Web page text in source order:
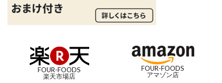
FOUR-FOODS
楽天市場店
FOUR-FOODS
アマゾン店